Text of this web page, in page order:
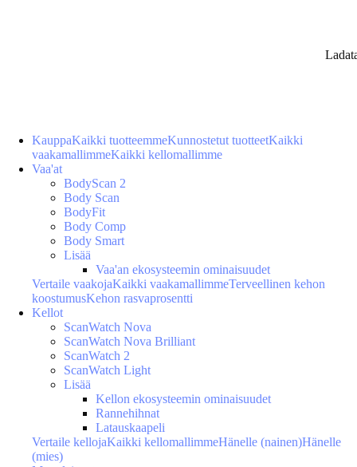
KauppaKaikki tuotteemmeKunnostetut tuotteetKaikki
vaakamallimmeKaikki kellomallimme
Vaa'at
BodyScan 2
Body Scan
BodyFit
Body Comp
Body Smart
Lisää
Vaa'an ekosysteemin ominaisuudet
Vertaile vaakojaKaikki vaakamallimmeTerveellinen kehon
koostumusKehon rasvaprosentti
Kellot
ScanWatch Nova
ScanWatch Nova Brilliant
ScanWatch 2
ScanWatch Light
Lisää
Kellon ekosysteemin ominaisuudet
Rannehihnat
Latauskaapeli
Vertaile kellojaKaikki kellomallimmeHänelle (nainen)Hänelle
(mies)